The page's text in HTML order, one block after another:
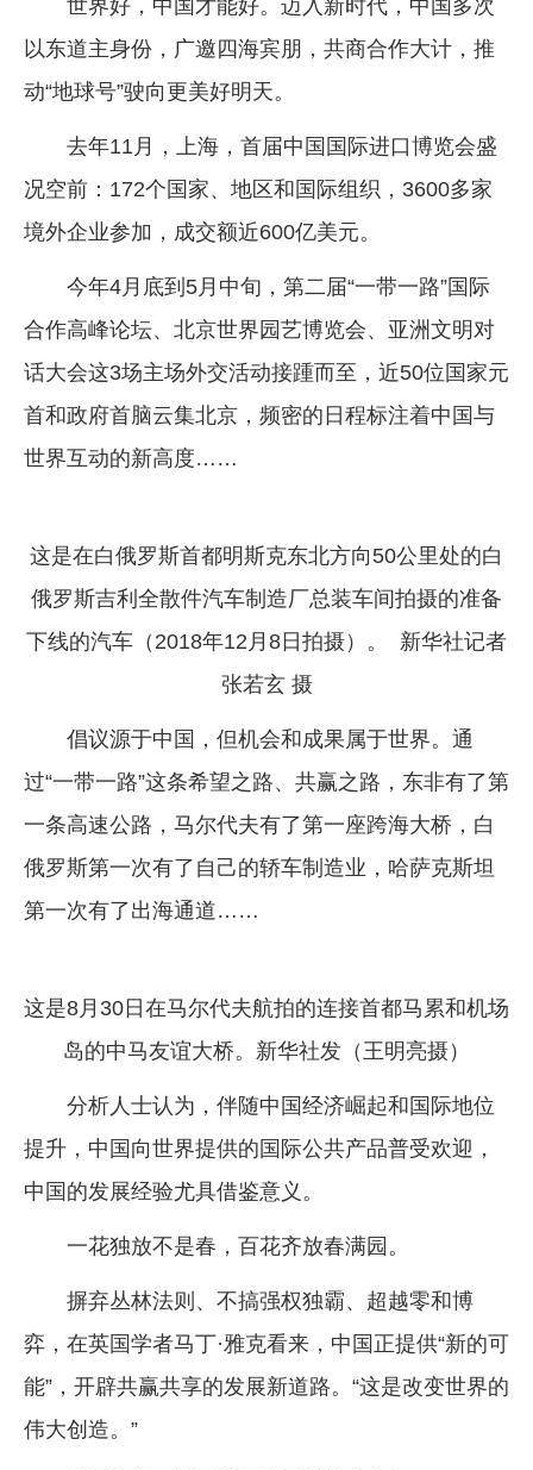
世界好，中国才能好。迈入新时代，中国多次
以东道主身份，广邀四海宾朋，共商合作大计，推
动“地球号”驶向更美好明天。
去年11月，上海，首届中国国际进口博览会盛
况空前：172个国家、地区和国际组织，3600多家
境外企业参加，成交额近600亿美元。
今年4月底到5月中旬，第二届“一带一路”国际
合作高峰论坛、北京世界园艺博览会、亚洲文明对
话大会这3场主场外交活动接踵而至，近50位国家元
首和政府首脑云集北京，频密的日程标注着中国与
世界互动的新高度……
这是在白俄罗斯首都明斯克东北方向50公里处的白
俄罗斯吉利全散件汽车制造厂总装车间拍摄的准备
下线的汽车（2018年12月8日拍摄）。 新华社记者
张若玄 摄
倡议源于中国，但机会和成果属于世界。通
过“一带一路”这条希望之路、共赢之路，东非有了第
一条高速公路，马尔代夫有了第一座跨海大桥，白
俄罗斯第一次有了自己的轿车制造业，哈萨克斯坦
第一次有了出海通道……
这是8月30日在马尔代夫航拍的连接首都马累和机场
岛的中马友谊大桥。新华社发（王明亮摄）
分析人士认为，伴随中国经济崛起和国际地位
提升，中国向世界提供的国际公共产品普受欢迎，
中国的发展经验尤具借鉴意义。
一花独放不是春，百花齐放春满园。
摒弃丛林法则、不搞强权独霸、超越零和博
弈，在英国学者马丁·雅克看来，中国正提供“新的可
能”，开辟共赢共享的发展新道路。“这是改变世界的
伟大创造。”